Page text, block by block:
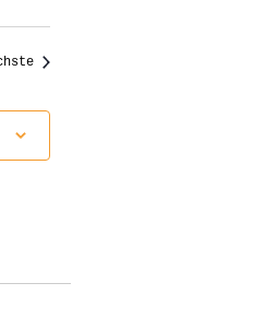
Veranstaltungen